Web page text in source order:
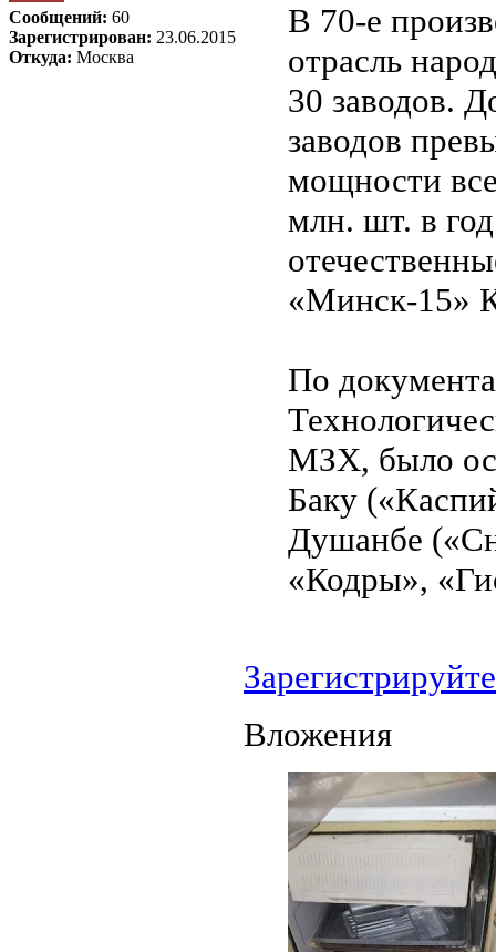
Сообщений: 60
Зарегистрирован: 23.06.2015
Откуда: Москва
В 70-е
отрасль
30 заводов.
заводов
мощности
млн. шт. в
«Минск-15»
По
МЗХ, было
Баку
Душанбе
«Кодры»,
Вложения